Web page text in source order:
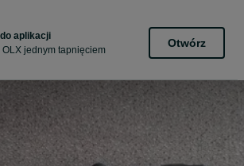
aplikacji
OLX jednym tapnięciem
Otwórz